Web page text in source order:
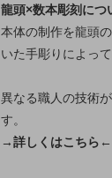
龍頭×数本彫刻につ
本体の制作を龍頭
いた手彫りによっ
異なる職人の技術
す。
→詳しくはこちら←